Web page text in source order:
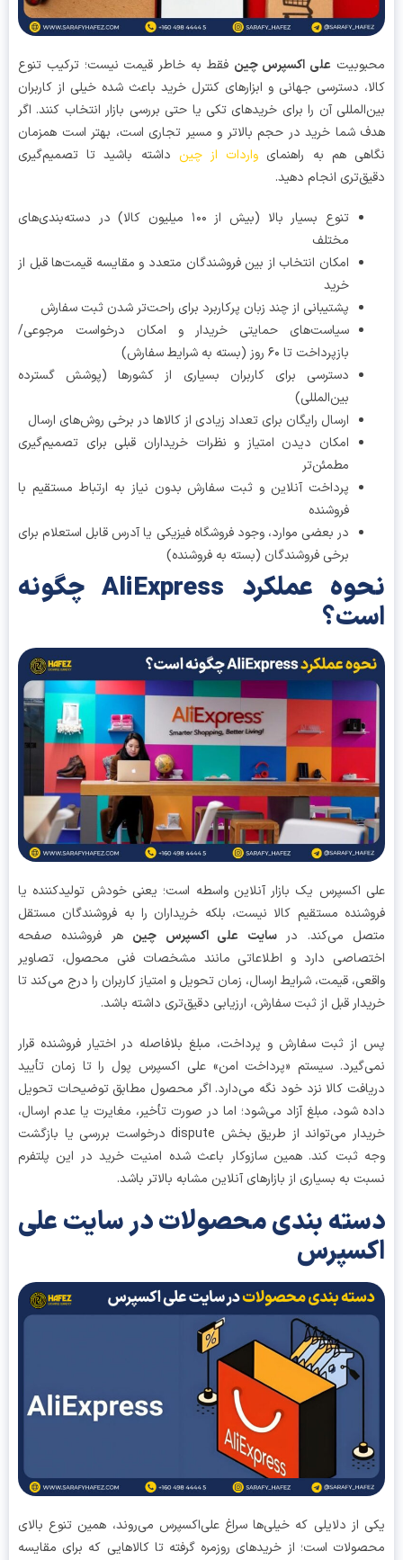
علی اکسپرس چینفقط به خاطر قیمت نیست؛ ترکیب تنوع
دسترسی جهانی و ابزارهای کنترل خرید باعث شده خیلی از کاربران
آن را برای خریدهای تکی یا حتی بررسی بازار انتخاب کنند. اگر
شما خرید در حجم بالاتر و مسیر تجاری است، بهتر است همزمان
هم به راهنمای
‎واردات از چین
داشته باشید تا تصمیم‌گیری
انجام دهید.
تنوع بسیار بالا (بیش از ۱۰۰ میلیون کالا) در دسته‌بندی‌های
مختلف
امکان انتخاب از بین فروشندگان متعدد و مقایسه قیمت‌ها قبل از
پشتیبانی از چند زبان پرکاربرد برای راحت‌تر شدن ثبت سفارش
سیاست‌های حمایتی خریدار و امکان درخواست مرجوعی/
بازپرداخت تا ۶۰ روز (بسته به شرایط سفارش)
دسترسی برای کاربران بسیاری از کشورها (پوشش گسترده
بین‌المللی)
ارسال رایگان برای تعداد زیادی از کالاها در برخی روش‌های ارسال
امکان دیدن امتیاز و نظرات خریداران قبلی برای تصمیم‌گیری
مطمئن‌تر
پرداخت آنلاین و ثبت سفارش بدون نیاز به ارتباط مستقیم با
فروشنده
در بعضی موارد، وجود فروشگاه فیزیکی یا آدرس قابل استعلام برای
برخی فروشندگان (بسته به فروشنده)
نحوه عملکرد AliExpress چگونه
اکسپرس یک بازار آنلاین واسطه است؛ یعنی خودش تولیدکننده یا
مستقیم کالا نیست، بلکه خریداران را به فروشندگان مستقل
می‌کند. در سایت علی اکسپرس چین هر فروشنده صفحه
دارد و اطلاعاتی مانند مشخصات فنی محصول، تصاویر
قیمت، شرایط ارسال، زمان تحویل و امتیاز کاربران را درج می‌کند تا
قبل از ثبت سفارش، ارزیابی دقیق‌تری داشته باشد.
ثبت سفارش و پرداخت، مبلغ بلافاصله در اختیار فروشنده قرار
سیستم «پرداخت امن» علی اکسپرس پول را تا زمان تأیید
کالا نزد خود نگه می‌دارد. اگر محصول مطابق توضیحات تحویل
شود، مبلغ آزاد می‌شود؛ اما در صورت تأخیر، مغایرت یا عدم ارسال،
خریدار می‌تواند از طریق بخش dispute درخواست بررسی یا بازگشت
ثبت کند. همین سازوکار باعث شده امنیت خرید در این پلتفرم
به بسیاری از بازارهای آنلاین مشابه بالاتر باشد.
بندی محصولات در سایت علی
از دلایلی که خیلی‌ها سراغ علی‌اکسپرس می‌روند، همین تنوع بالای
است؛ از خریدهای روزمره گرفته تا کالاهایی که برای مقایسه